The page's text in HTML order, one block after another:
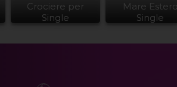
Crociere per
Single
Mare
Single